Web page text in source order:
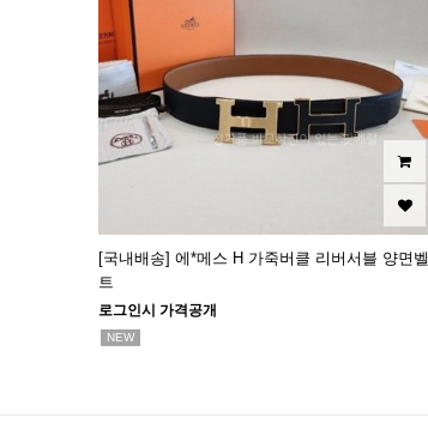
[국내배송] 에*메스 H 가죽버클 리버서블 양면벨
트
로그인시 가격공개
NEW